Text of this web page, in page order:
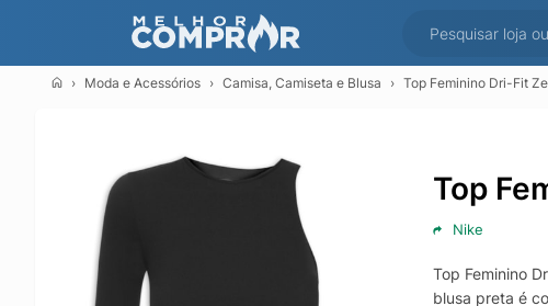
Moda e Acessórios Camisa, Camiseta e Blusa Top Feminino Dri-Fit
Top
Nike
Top Feminino
blusa preta é